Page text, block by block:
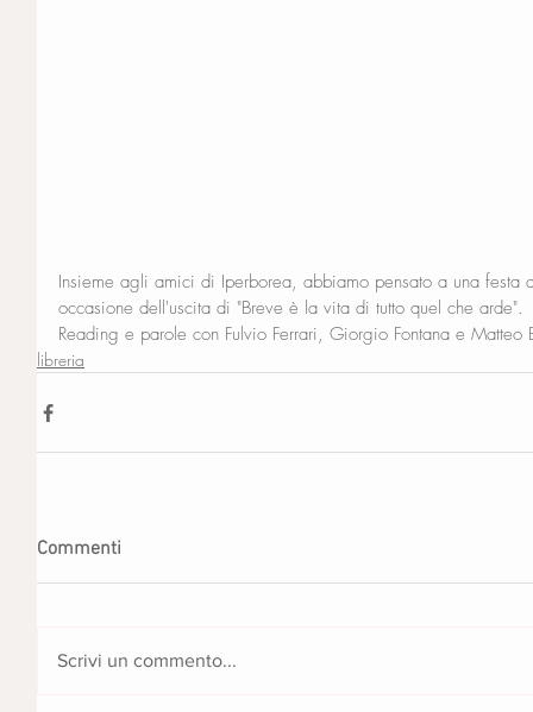
Insieme agli amici di Iperborea, abbiamo pensato a una
occasione dell'uscita di "Breve è la vita di tutto quel che arde".
Reading e parole con Fulvio Ferrari, Giorgio Fontana e Matteo
libreria
Commenti
Scrivi un commento...